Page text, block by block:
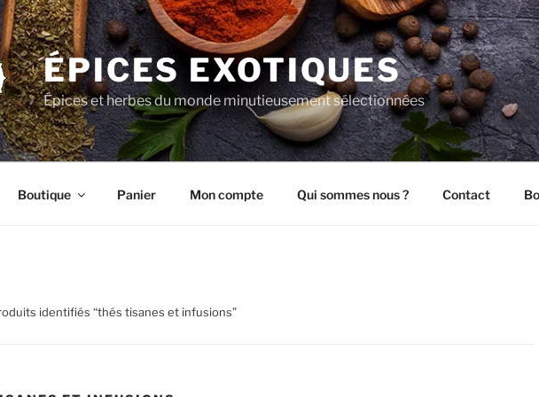
ÉPICES EXOTIQUES
Épices et herbes du monde minutieusement sélectionnées
Boutique Panier Mon compte Qui sommes nous ? Contact
identifiés “thés tisanes et infusions”